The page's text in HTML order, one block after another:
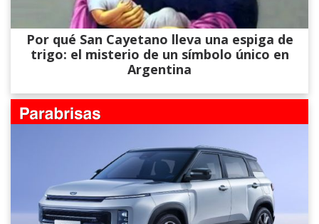
Por qué San Cayetano lleva una espiga de
trigo: el misterio de un símbolo único en
Argentina